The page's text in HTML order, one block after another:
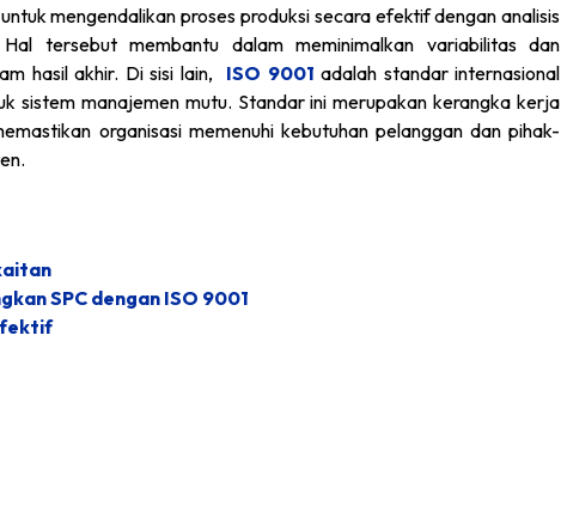
mengendalikan proses produksi secara efektif dengan analisis
tersebut membantu dalam meminimalkan variabilitas dan
hasil akhir. Di sisi lain, ISO 9001 adalah standar internasional
sistem manajemen mutu. Standar ini merupakan kerangka kerja
organisasi memenuhi kebutuhan pelanggan dan pihak-
SPC dengan ISO 9001